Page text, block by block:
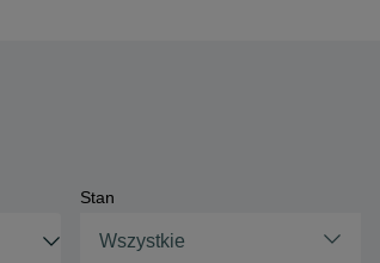
Stan
Wszystkie